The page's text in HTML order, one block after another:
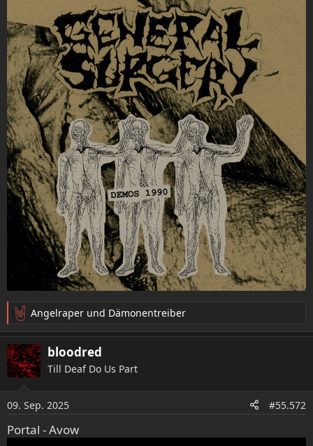
R
e
a
k
t
n
e
n
Angelraper und Dämonentreiber
bloodred
Till Deaf Do Us Part
09. Sep. 2025 #55.572
Portal - Avow